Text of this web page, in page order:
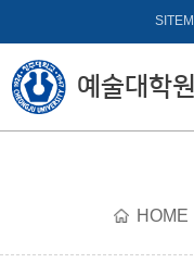
예술대학원
HOME